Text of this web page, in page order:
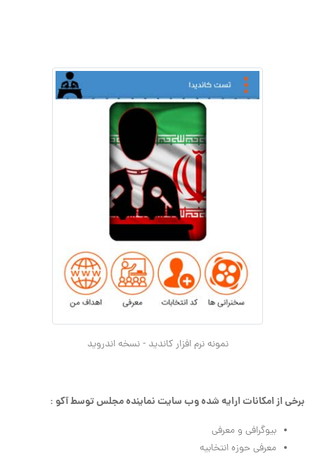
نمونه نرم افزار کاندید - نسخه اندروید
برخی از امکانات ارایه شده وب سایت نماینده مجلس توسط آکو :
بیوگرافی و معرفی
معرفی حوزه انتخابیه